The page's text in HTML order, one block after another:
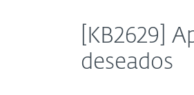
[KB2629]
deseados